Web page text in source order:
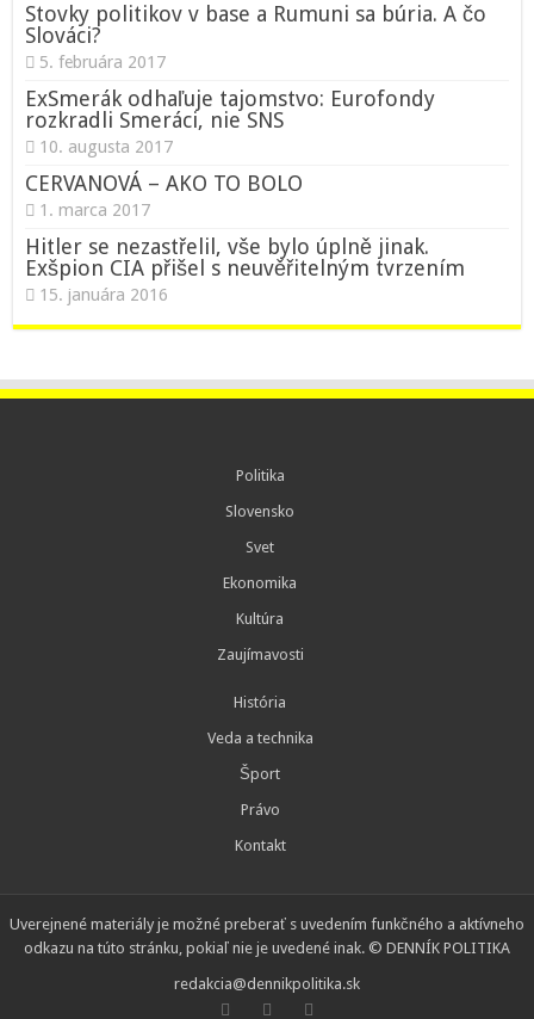
Stovky politikov v base a Rumuni sa búria. A čo
Slováci?
5. februára 2017
ExSmerák odhaľuje tajomstvo: Eurofondy
rozkradli Smeráci, nie SNS
10. augusta 2017
CERVANOVÁ – AKO TO BOLO
1. marca 2017
Hitler se nezastřelil, vše bylo úplně jinak.
Exšpion CIA přišel s neuvěřitelným tvrzením
15. januára 2016
Politika
Slovensko
Svet
Ekonomika
Kultúra
Zaujímavosti
História
Veda a technika
Šport
Právo
Kontakt
Uverejnené materiály je možné preberať s uvedením funkčného a aktívneho
odkazu na túto stránku, pokiaľ nie je uvedené inak. © DENNÍK POLITIKA
redakcia@dennikpolitika.sk